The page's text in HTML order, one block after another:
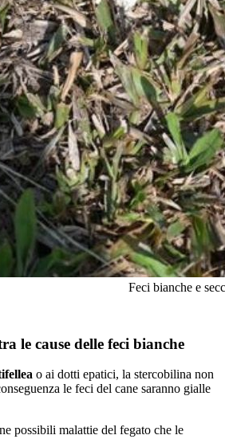
Feci bianche e
le cause delle feci bianche
o ai dotti epatici, la stercobilina non
le feci del cane saranno gialle
possibili malattie del fegato che le